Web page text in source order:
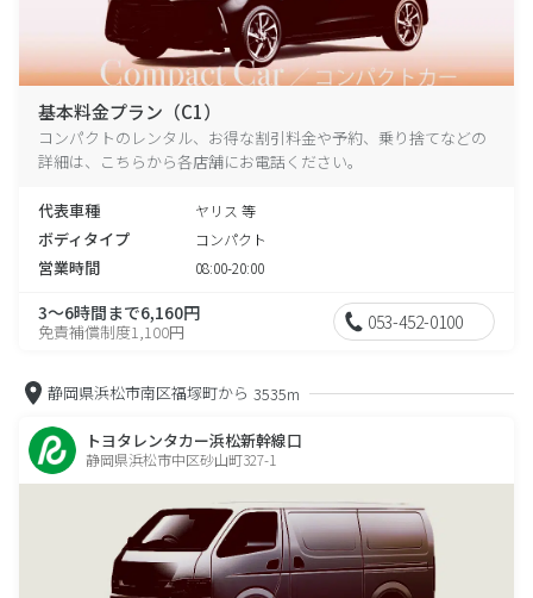
基本料金プラン（C1）
コンパクトのレンタル、お得な割引料金や予約、乗り捨てなどの
詳細は、こちらから各店舗にお電話ください。
代表車種 ヤリス 等
ボディタイプ コンパクト
営業時間 08:00-20:00
3～6時間まで6,160円
免責補償制度1,100円 053-452-0100
静岡県浜松市南区福塚町から 3535m
トヨタレンタカー浜松新幹線口
静岡県浜松市中区砂山町327-1